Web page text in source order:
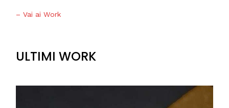
– Vai ai Work
ULTIMI WORK